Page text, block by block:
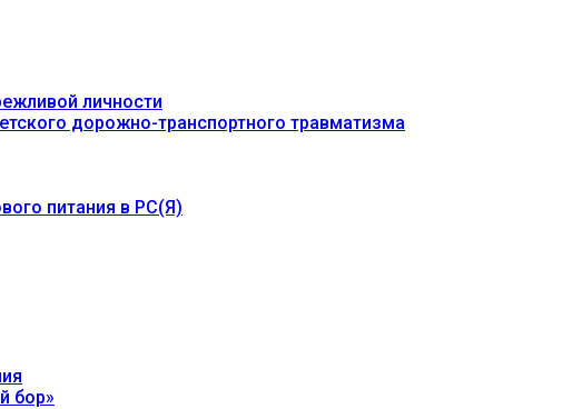
личности
дорожно-транспортного травматизма
питания в РС(Я)
бор»